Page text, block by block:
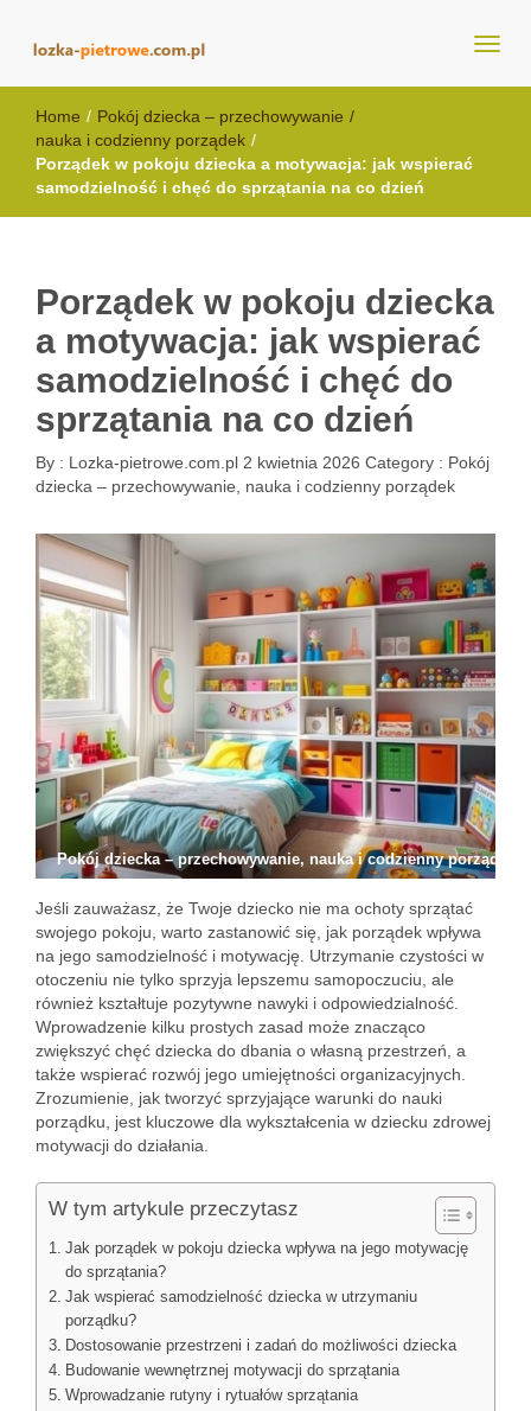
lozka-pietrowe.com.pl
Home / Pokój dziecka – przechowywanie /
nauka i codzienny porządek /
Porządek w pokoju dziecka a motywacja: jak wspierać
samodzielność i chęć do sprzątania na co dzień
Porządek w pokoju dziecka
a motywacja: jak wspierać
samodzielność i chęć do
sprzątania na co dzień
By : Lozka-pietrowe.com.pl 2 kwietnia 2026 Category : Pokój
dziecka – przechowywanie, nauka i codzienny porządek
Pokój dziecka – przechowywanie, nauka i codzienny porządek
Jeśli zauważasz, że Twoje dziecko nie ma ochoty sprzątać
swojego pokoju, warto zastanowić się, jak porządek wpływa
na jego samodzielność i motywację. Utrzymanie czystości w
otoczeniu nie tylko sprzyja lepszemu samopoczuciu, ale
również kształtuje pozytywne nawyki i odpowiedzialność.
Wprowadzenie kilku prostych zasad może znacząco
zwiększyć chęć dziecka do dbania o własną przestrzeń, a
także wspierać rozwój jego umiejętności organizacyjnych.
Zrozumienie, jak tworzyć sprzyjające warunki do nauki
porządku, jest kluczowe dla wykształcenia w dziecku zdrowej
motywacji do działania.
W tym artykule przeczytasz
Jak porządek w pokoju dziecka wpływa na jego motywację
do sprzątania?
Jak wspierać samodzielność dziecka w utrzymaniu
porządku?
Dostosowanie przestrzeni i zadań do możliwości dziecka
Budowanie wewnętrznej motywacji do sprzątania
Wprowadzanie rutyny i rytuałów sprzątania